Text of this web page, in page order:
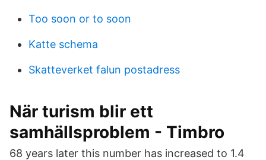
Too soon or to soon
Katte schema
Skatteverket falun postadress
När turism blir ett
samhällsproblem - Timbro
68 years later this number has increased to 1.4